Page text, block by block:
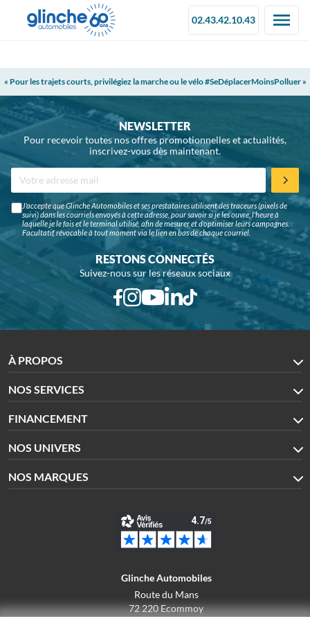
02.43.42.10.43
« Pour les trajets courts, privilégiez la marche ou le vélo #SeDéplacerMoinsPolluer »
NEWSLETTER
Pour recevoir toutes nos offres promotionnelles et actualités,
inscrivez-vous dès maintenant.
J'accepte que Glinche Automobiles et ses prestataires utilisent des traceurs (pixels de
suivi) dans les courriels envoyés à cette adresse, pour savoir si je les ouvre, l'heure à
laquelle je le fais et le terminal utilisé, afin de mesurer et d'optimiser leurs campagnes.
Facultatif, révocable à tout moment via le lien en bas de chaque courriel.
RESTONS CONNECTÉS
Suivez-nous sur les réseaux sociaux
À PROPOS
NOS SERVICES
FINANCEMENT
NOS UNIVERS
NOS MARQUES
Glinche Automobiles
Route du Mans
72 220 Ecommoy